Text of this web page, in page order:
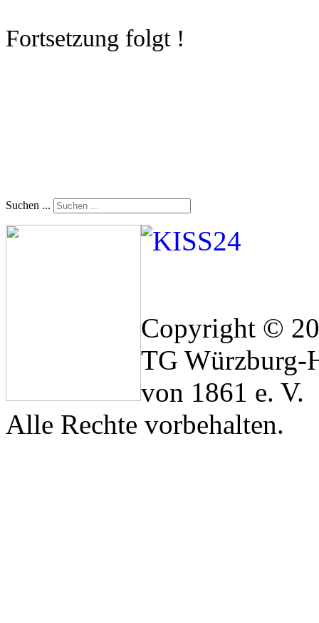
Fortsetzung folgt !
Suchen ...
Copyright ©
TG Würzburg-
von 1861 e. V.
Alle Rechte vorbehalten.